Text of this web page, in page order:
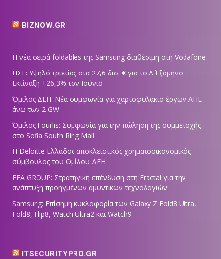
BIZNOW.GR
Η νέα σειρά foldables της Samsung διαθέσιμη στη Vodafone
ΠΣΕ: Υψηλό τριετίας στα 27,6 δισ. € για το Α΄ Εξάμηνο –
Εκτίναξη +26,3% τον Ιούνιο
Όμιλος ΔΕΗ: Νέα συμφωνία για χαρτοφυλάκιο έργων ΑΠΕ
άνω των 2 GW
Όμιλος Fourlis: Συμφωνία για την πώληση της συμμετοχής
στο Sofia South Ring Mall
Η Deloitte Ελλάδος αποκλειστικός χρηματοοικονομικός
σύμβουλος του Ομίλου ΔΕΗ
EFA GROUP: Στρατηγική επένδυση στη Fractal για την
ανάπτυξη προηγμένων αμυντικών τεχνολογιών
Samsung: Επίσημη κυκλοφορία των Galaxy Z Fold8 Ultra,
Fold8, Flip8, Watch Ultra2 και Watch9
ITSECURITYPRO.GR